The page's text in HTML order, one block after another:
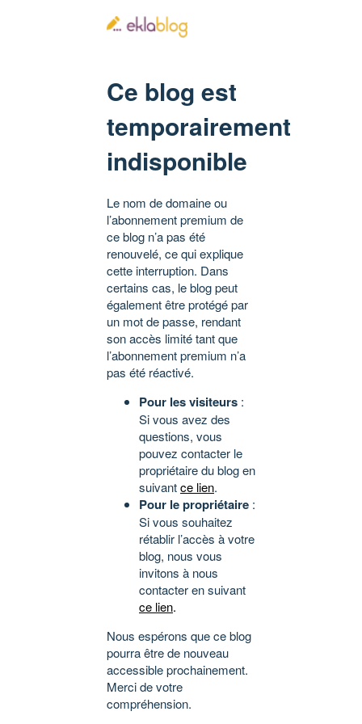
Ce blog est
temporairement
indisponible
Le nom de domaine ou
l’abonnement premium de
ce blog n’a pas été
renouvelé, ce qui explique
cette interruption. Dans
certains cas, le blog peut
également être protégé par
un mot de passe, rendant
son accès limité tant que
l’abonnement premium n’a
pas été réactivé.
Pour les visiteurs :
Si vous avez des
questions, vous
pouvez contacter le
propriétaire du blog en
suivantce lien.
Pour le propriétaire :
Si vous souhaitez
rétablir l’accès à votre
blog, nous vous
invitons à nous
contacter en suivant
ce lien.
Nous espérons que ce blog
pourra être de nouveau
accessible prochainement.
Merci de votre
compréhension.